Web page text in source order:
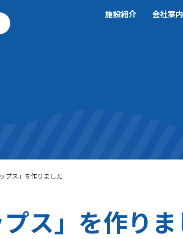
施設紹介 会社案内
プス」を作りました
ス」を作りま